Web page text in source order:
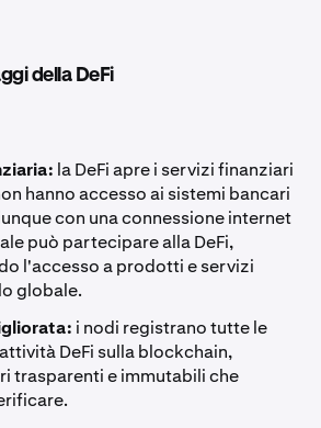
della DeFi
la DeFi apre i servizi finanziari
hanno accesso ai sistemi bancari
con una connessione internet
può partecipare alla DeFi,
l'accesso a prodotti e servizi
globale.
i nodi registrano tutte le
DeFi sulla blockchain,
trasparenti e immutabili che